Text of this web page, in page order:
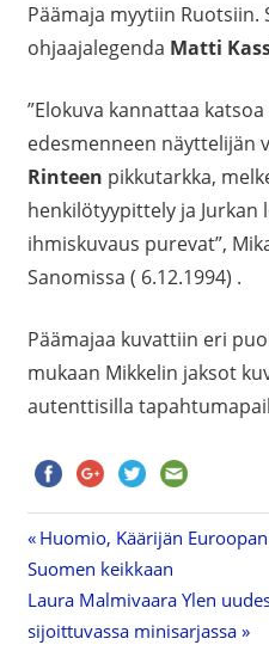
Päämaja myytiin Ruotsiin.
ohjaajalegenda Matti
”Elokuva kannattaa
edesmenneen näyttelijän
Rinteen pikkutarkka,
henkilötyypittely ja
ihmiskuvaus purevat”,
Sanomissa ( 6.12.1994) .
Päämajaa kuvattiin eri
mukaan Mikkelin jaksot
autenttisilla
Artikkelien
selaus
Previous
Post:
Huomio, Käärijän
Suomen keikkaan
Next
Post:
Laura Malmivaara Ylen
sijoittuvassa minisarjassa